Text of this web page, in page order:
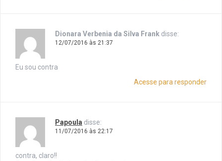
Dionara Verbenia da Silva Frank disse:
12/07/2016 às 21:37
Eu sou contra
Acesse para responder
Papoula disse:
11/07/2016 às 22:17
contra, claro!!